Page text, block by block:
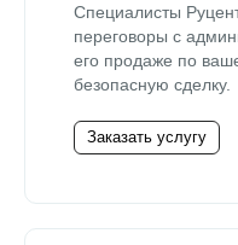
Специалисты
переговоры с
его продаже по
безопасную сделку.
Заказать услугу